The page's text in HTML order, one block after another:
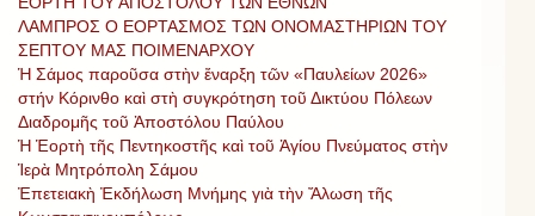
ΛΑΜΠΡΟΣ Ο ΕΟΡΤΑΣΜΟΣ ΤΩΝ ΟΝΟΜΑΣΤΗΡΙΩΝ ΤΟΥ
ΣΕΠΤΟΥ ΜΑΣ ΠΟΙΜΕΝΑΡΧΟΥ
Ἡ Σάμος παροῦσα στὴν ἔναρξη τῶν «Παυλείων 2026»
στήν Κόρινθο καὶ στὴ συγκρότηση τοῦ Δικτύου Πόλεων
Διαδρομῆς τοῦ Ἀποστόλου Παύλου
Ἡ Ἑορτὴ τῆς Πεντηκοστῆς καὶ τοῦ Ἁγίου Πνεύματος στὴν
Ἱερὰ Μητρόπολη Σάμου
Ἐπετειακὴ Ἐκδήλωση Μνήμης γιὰ τὴν Ἄλωση τῆς